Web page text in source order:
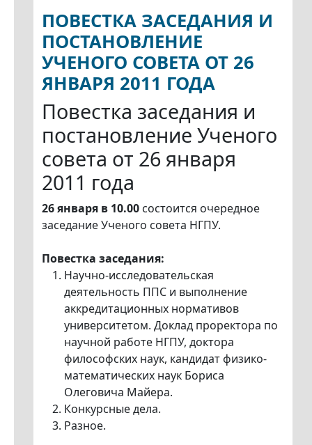
ПОВЕСТКА ЗАСЕДАНИЯ И
ПОСТАНОВЛЕНИЕ
УЧЕНОГО СОВЕТА ОТ 26
ЯНВАРЯ 2011 ГОДА
Повестка заседания и
постановление Ученого
совета от 26 января
2011 года
26 января в 10.00 состоится очередное
заседание Ученого совета НГПУ.
Повестка заседания:
Научно-исследовательская
деятельность ППС и выполнение
аккредитационных нормативов
университетом. Доклад проректора по
научной работе НГПУ, доктора
философских наук, кандидат физико-
математических наук Бориса
Олеговича Майера.
Конкурсные дела.
Разное.